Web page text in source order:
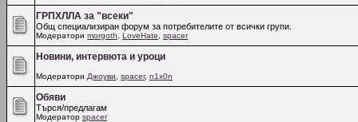
ГРПХЛЛА за "всеки"
Общ специализиран форум за потребителите от всички групи.
Модератори morgoth LoveHate spacer
Новини, интервюта и уроци
Модератори Джоуви spacer, n1x0n
Обяви
Търся/предлагам
Модератор spacer